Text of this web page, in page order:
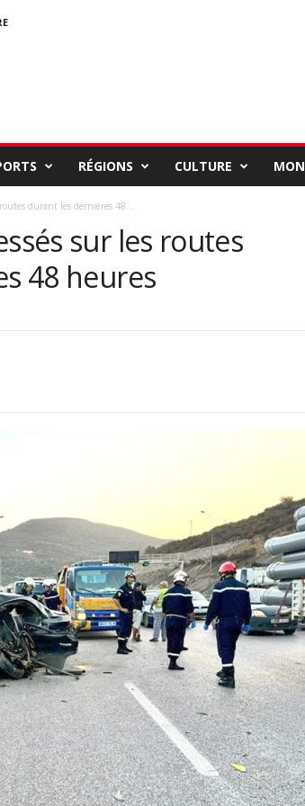
RÉGIONS CULTURE
durant les dernières 48...
sur les routes
48 heures